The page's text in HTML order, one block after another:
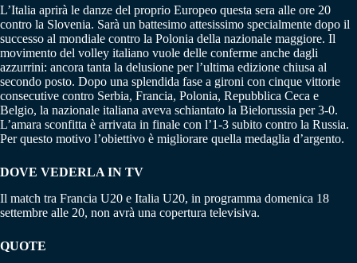
L’Italia aprirà le danze del proprio Europeo questa sera alle ore 20
contro la Slovenia. Sarà un battesimo attesissimo specialmente dopo il
successo al mondiale contro la Polonia della nazionale maggiore. Il
movimento del volley italiano vuole delle conferme anche dagli
azzurrini: ancora tanta la delusione per l’ultima edizione chiusa al
secondo posto. Dopo una splendida fase a gironi con cinque vittorie
consecutive contro Serbia, Francia, Polonia, Repubblica Ceca e
Belgio, la nazionale italiana aveva schiantato la Bielorussia per 3-0.
L’amara sconfitta è arrivata in finale con l’1-3 subito contro la Russia.
Per questo motivo l’obiettivo è migliorare quella medaglia d’argento.
DOVE VEDERLA IN TV
Il match tra Francia U20 e Italia U20, in programma domenica 18
settembre alle 20, non avrà una copertura televisiva.
QUOTE